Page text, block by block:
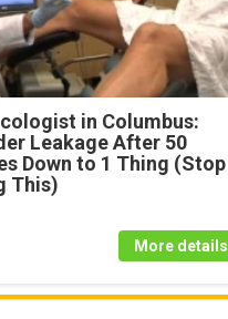
in Columbus:
Leakage After 50
Down to 1 Thing (Stop
This)
More details